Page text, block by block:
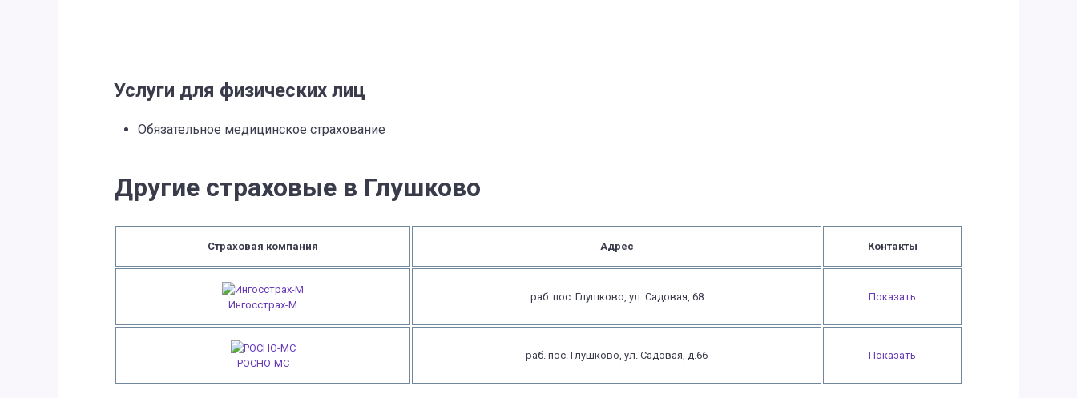
Услуги для физических лиц
Обязательное медицинское страхование
Другие страховые в Глушково
Страховая компания Адрес Контакты
Ингосстрах-М
раб. пос. Глушково, ул. Садовая, 68 Показать
РОСНО-МС
раб. пос. Глушково, ул. Садовая, д.66 Показать